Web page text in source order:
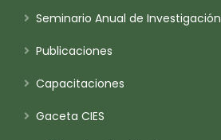
Seminario Anual de Investigación
Publicaciones
Capacitaciones
Gaceta CIES